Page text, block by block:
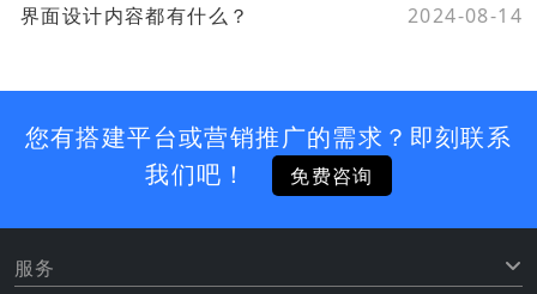
2024-08-14
界面设计内容都有什么？
您有搭建平台或营销推广的需求？即刻联系
我们吧！
免费咨询
服务